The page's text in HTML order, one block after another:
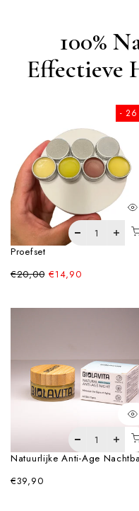
100%
Effectieve
- 26
Proefset
€20,00 €14,90
€39,90